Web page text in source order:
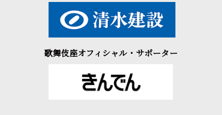
歌舞伎座オフィシャル・サポーター